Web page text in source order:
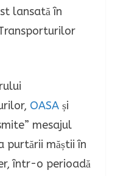
lansată în
OASA și
mesajul
purtării măștii în
într-o perioadă